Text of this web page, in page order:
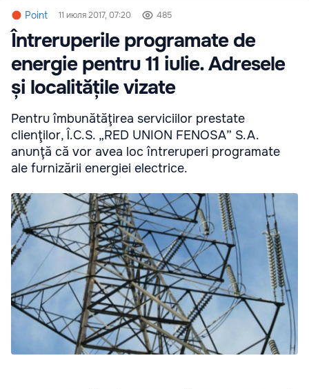
Point 11 июля 2017, 07:20 485
Întreruperile programate de
energie pentru 11 iulie. Adresele
și localitățile vizate
Pentru îmbunătăţirea serviciilor prestate
clienţilor, Î.C.S. „RED UNION FENOSA” S.A.
anunţă că vor avea loc întreruperi programate
ale furnizării energiei electrice.